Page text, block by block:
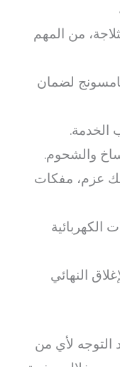
من المهم
لضمان
الخدمة.
والشحوم.
عزم، مفكات
الكهربائية
النهائي
التوجه لأي من